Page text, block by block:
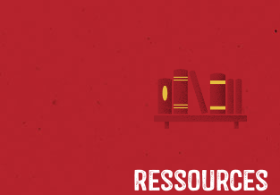
Ressources